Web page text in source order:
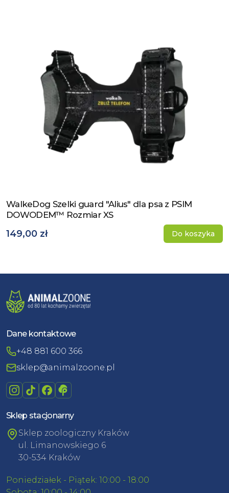
Zobacz produkt
WalkeDog Szelki guard "Alius" dla psa z PSIM
DOWODEM™ Rozmiar XS
149,00 zł Do koszyka
Dane kontaktowe
+48 881 600 366
sklep@animalzoone.pl
Sklep stacjonarny
Sklep zoologiczny Kraków
ul. Limanowskiego 6
30-534 Kraków
Poniedziałek - Piątek: 10:00 - 18:00